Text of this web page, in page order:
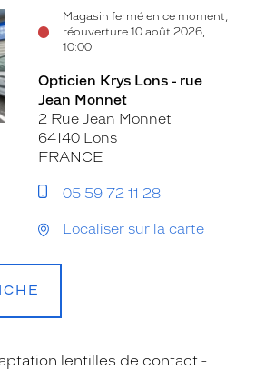
Magasin fermé en ce moment,
réouverture 10 août 2026,
10:00
Opticien Krys Lons - rue
Jean Monnet
2 Rue Jean Monnet
64140 Lons
FRANCE
05 59 72 11 28
Localiser sur la carte
lentilles de contact